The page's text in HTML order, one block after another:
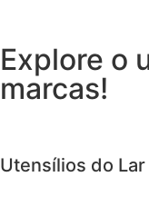
Explore o
marcas!
Utensílios do Lar